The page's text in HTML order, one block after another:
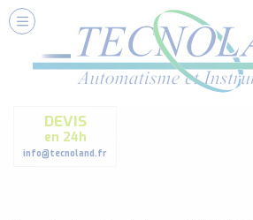
DEVIS
en 24h
info@tecnoland.fr
Nos Services
Conseils et Fourniture
Formation et Assistance
Architecture I-O Link multi fabricants